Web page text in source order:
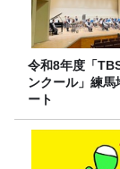
令和8年度「
ンクール」練馬
ート